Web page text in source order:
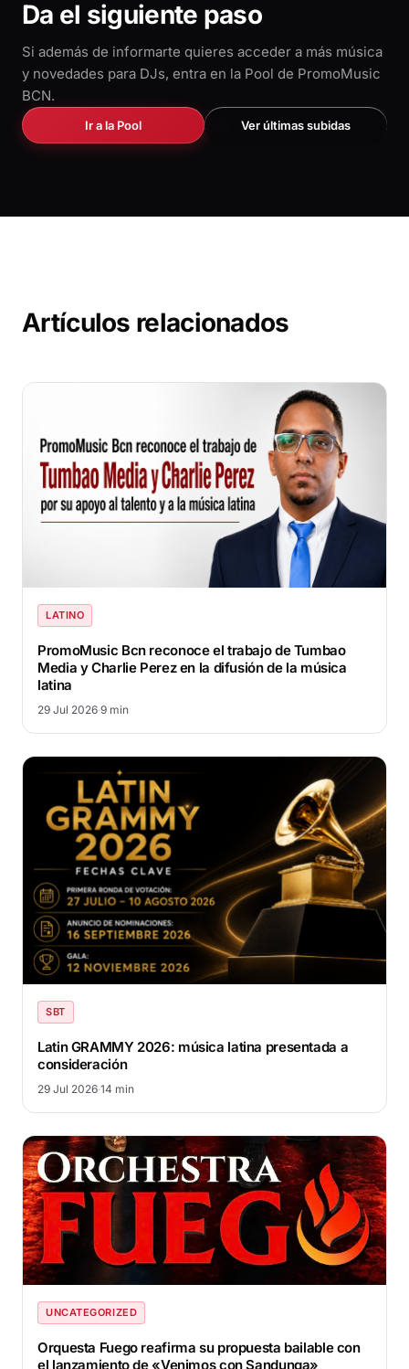
Da el siguiente paso
Si además de informarte quieres acceder a más música
y novedades para DJs, entra en la Pool de PromoMusic
BCN.
Ir a la Pool Ver últimas subidas
Artículos relacionados
LATINO
PromoMusic Bcn reconoce el trabajo de Tumbao
Media y Charlie Perez en la difusión de la música
latina
29 Jul 2026·9 min
SBT
Latin GRAMMY 2026: música latina presentada a
consideración
29 Jul 2026·14 min
UNCATEGORIZED
Orquesta Fuego reafirma su propuesta bailable con
el lanzamiento de «Venimos con Sandunga»